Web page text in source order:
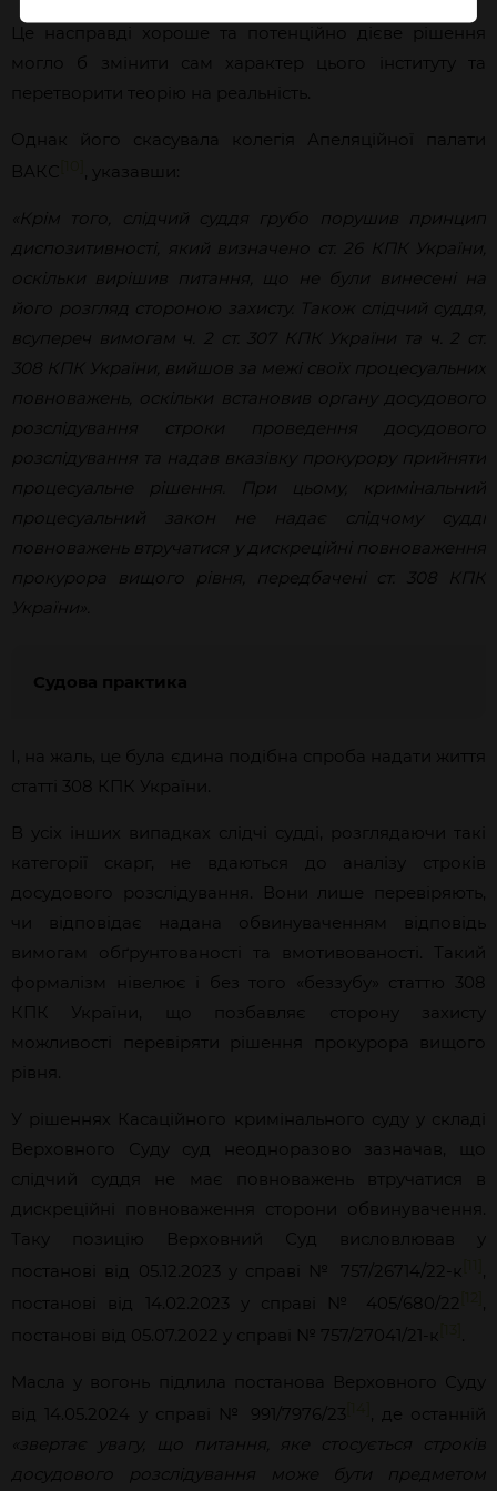
Це насправді хороше та потенційно дієве рішення
могло б змінити сам характер цього інституту та
перетворити теорію на реальність.
Однак його скасувала колегія Апеляційної палати
ВАКС
, указавши:
«Крім того, слідчий суддя грубо порушив принцип
диспозитивності, який визначено ст. 26 КПК України,
оскільки вирішив питання, що не були винесені на
його розгляд стороною захисту. Також слідчий суддя,
всупереч вимогам ч. 2 ст. 307 КПК України та ч. 2 ст.
308 КПК України, вийшов за межі своїх процесуальних
повноважень, оскільки встановив органу досудового
розслідування строки проведення досудового
розслідування та надав вказівку прокурору прийняти
процесуальне рішення. При цьому, кримінальний
процесуальний закон не надає слідчому судді
повноважень втручатися у дискреційні повноваження
прокурора вищого рівня, передбачені ст. 308 КПК
України».
Судова практика
І, на жаль, це була єдина подібна спроба надати життя
статті 308 КПК України.
В усіх інших випадках слідчі судді, розглядаючи такі
категорії скарг, не вдаються до аналізу строків
досудового розслідування. Вони лише перевіряють,
чи відповідає надана обвинуваченням відповідь
вимогам обґрунтованості та вмотивованості. Такий
формалізм нівелює і без того «беззубу» статтю 308
КПК України, що позбавляє сторону захисту
можливості перевіряти рішення прокурора вищого
рівня.
У рішеннях Касаційного кримінального суду у складі
Верховного Суду суд неодноразово зазначав, що
слідчий суддя не має повноважень втручатися в
дискреційні повноваження сторони обвинувачення.
Таку позицію Верховний Суд висловлював у
постанові від 05.12.2023 у справі № 757/26714/22-к
постанові від 14.02.2023 у справі № 405/680/22
постанові від 05.07.2022 у справі № 757/27041/21-к
Масла у вогонь підлила постанова Верховного Суду
від 14.05.2024 у справі № 991/7976/23
, де останній
«звертає увагу, що питання, яке стосується строків
досудового розслідування може бути предметом